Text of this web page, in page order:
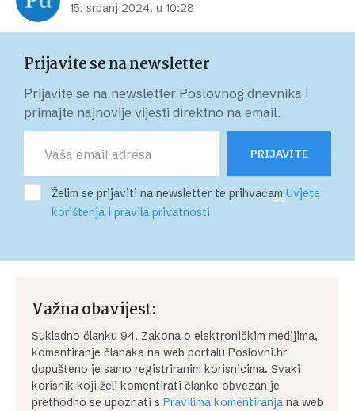
15. srpanj 2024. u 10:28
Prijavite se na newsletter
Prijavite se na newsletter Poslovnog dnevnika i
primajte najnovije vijesti direktno na email.
PRIJAVITE
SE
Želim se prijaviti na newsletter te prihvaćamUvjete
korištenja i pravila privatnosti
Važna obavijest:
Sukladno članku 94. Zakona o elektroničkim medijima,
komentiranje članaka na web portalu Poslovni.hr
dopušteno je samo registriranim korisnicima. Svaki
korisnik koji želi komentirati članke obvezan je
prethodno se upoznati s Pravilima komentiranja na web